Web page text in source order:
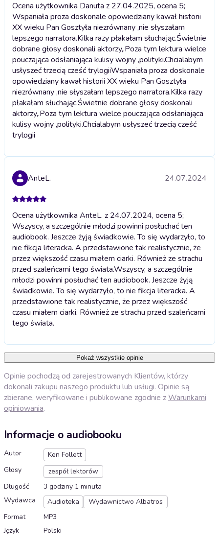
Ocena użytkownika Danuta z 27.04.2025, ocena 5;
Wspaniała proza doskonale opowiedziany kawał historii
XX wieku Pan Gosztyła niezrównany ,nie słyszałam
lepszego narratora.Kilka razy płakałam słuchając.Świetnie
dobrane głosy doskonali aktorzy,.Poza tym lektura wielce
pouczająca odsłaniająca kulisy wojny ,polityki.Chcialabym
usłyszeć trzecią cześć trylogiiWspaniała proza doskonale
opowiedziany kawał historii XX wieku Pan Gosztyła
niezrównany ,nie słyszałam lepszego narratora.Kilka razy
płakałam słuchając.Świetnie dobrane głosy doskonali
aktorzy,.Poza tym lektura wielce pouczająca odsłaniająca
kulisy wojny ,polityki.Chcialabym usłyszeć trzecią cześć
trylogii
AnteL. 24.07.2024
Ocena użytkownika AnteL. z 24.07.2024, ocena 5;
Wszyscy, a szczególnie młodzi powinni posłuchać ten
audiobook. Jeszcze żyją świadkowie. To się wydarzyło, to
nie fikcja literacka. A przedstawione tak realistycznie, że
przez większość czasu miałem ciarki. Również ze strachu
przed szaleńcami tego świata.Wszyscy, a szczególnie
młodzi powinni posłuchać ten audiobook. Jeszcze żyją
świadkowie. To się wydarzyło, to nie fikcja literacka. A
przedstawione tak realistycznie, że przez większość
czasu miałem ciarki. Również ze strachu przed szaleńcami
tego świata.
Pokaż wszystkie opinie
Opinie pochodzą od zarejestrowanych Klientów, którzy
dokonali zakupu naszego produktu lub usługi. Opinie są
zbierane, weryfikowane i publikowane zgodnie zWarunkami
opiniowania.
Informacje o audiobooku
Autor
Ken Follett
Głosy
zespół lektorów
Długość
3 godziny 1 minuta
Wydawca
Audioteka
Wydawnictwo Albatros
Format
MP3
Język
Polski